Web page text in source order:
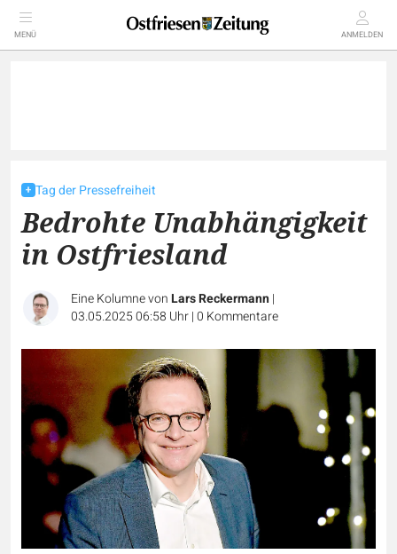
MENÜ ANMELDEN
Tag der Pressefreiheit
Bedrohte Unabhängigkeit
in Ostfriesland
Eine Kolumne vonLars Reckermann|
03.05.2025 06:58 Uhr|0 Kommentare